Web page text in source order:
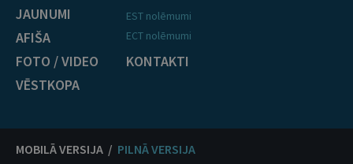
JAUNUMI
AFIŠA
FOTO / VIDEO
VĒSTKOPA
EST nolēmumi
ECT nolēmumi
KONTAKTI
MOBILĀ VERSIJA / PILNĀ VERSIJA